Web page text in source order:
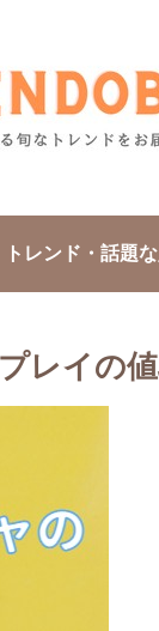
トレンド・話題
レイの